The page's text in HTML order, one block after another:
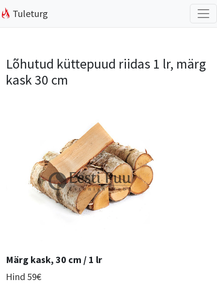
Tuleturg
Lõhutud küttepuud riidas 1 lr, märg
kask 30 cm
Märg kask, 30 cm / 1 lr
Hind 59€